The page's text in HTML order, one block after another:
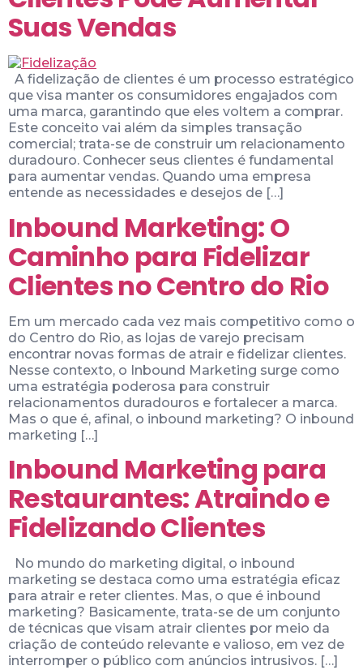
Suas Vendas
A fidelização de clientes é um processo estratégico
que visa manter os consumidores engajados com
uma marca, garantindo que eles voltem a comprar.
Este conceito vai além da simples transação
comercial; trata-se de construir um relacionamento
duradouro. Conhecer seus clientes é fundamental
para aumentar vendas. Quando uma empresa
entende as necessidades e desejos de […]
Inbound Marketing: O
Caminho para Fidelizar
Clientes no Centro do Rio
Em um mercado cada vez mais competitivo como o
do Centro do Rio, as lojas de varejo precisam
encontrar novas formas de atrair e fidelizar clientes.
Nesse contexto, o Inbound Marketing surge como
uma estratégia poderosa para construir
relacionamentos duradouros e fortalecer a marca.
Mas o que é, afinal, o inbound marketing? O inbound
marketing […]
Inbound Marketing para
Restaurantes: Atraindo e
Fidelizando Clientes
No mundo do marketing digital, o inbound
marketing se destaca como uma estratégia eficaz
para atrair e reter clientes. Mas, o que é inbound
marketing? Basicamente, trata-se de um conjunto
de técnicas que visam atrair clientes por meio da
criação de conteúdo relevante e valioso, em vez de
interromper o público com anúncios intrusivos. […]